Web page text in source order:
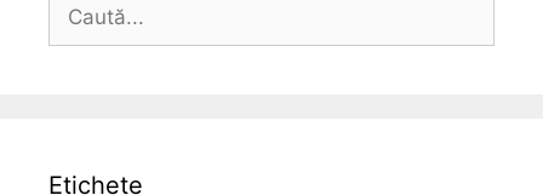
după:
Etichete